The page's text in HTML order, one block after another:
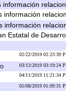
información
información
información
Estatal de
02/22/2019 02:23:39
03/13/2019 03:19:24
04/11/2019 11:21:34
05/08/2019 01:09:31